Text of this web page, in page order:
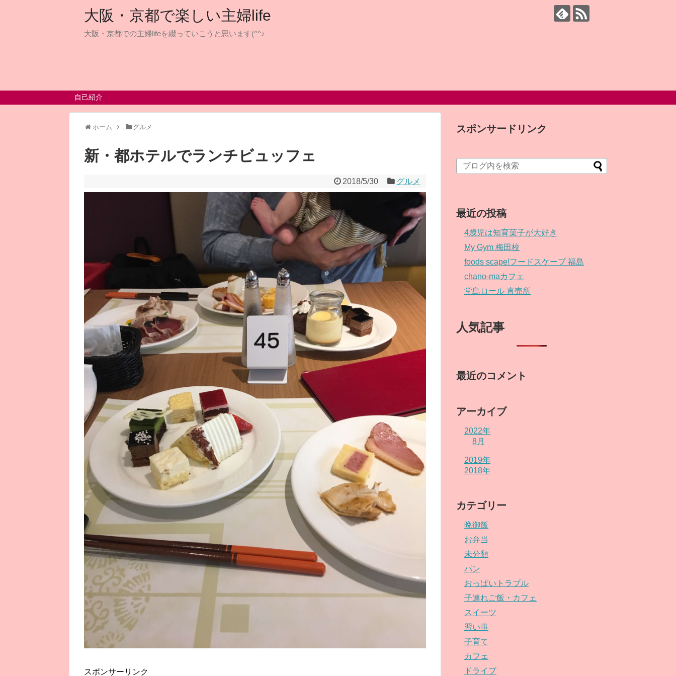
大阪・京都で楽しい主婦life
大阪・京都での主婦lifeを綴っていこうと思います(^^♪
自己紹介
ホーム グルメ
新・都ホテルでランチビュッフェ
2018/5/30 グルメ
スポンサーリンク
スポンサードリンク
最近の投稿
4歳児は知育菓子が大好き
My Gym 梅田校
foods scape!フードスケープ 福島
chano-maカフェ
堂島ロール 直売所
人気記事
最近のコメント
アーカイブ
2022年
8月
2019年
2018年
カテゴリー
晩御飯
お弁当
未分類
パン
おっぱいトラブル
子連れご飯・カフェ
スイーツ
習い事
子育て
カフェ
ドライブ